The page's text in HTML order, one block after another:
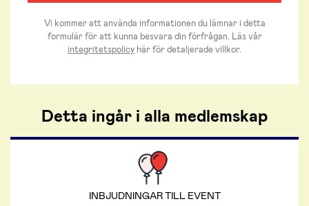
Vi kommer att använda informationen du lämnar i detta
formulär för att kunna besvara din förfrågan. Läs vår
integritetspolicy här för detaljerade villkor.
Detta ingår i alla medlemskap
INBJUDNINGAR TILL EVENT